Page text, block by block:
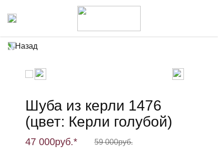
Назад
Шуба из керли 1476
(цвет: Керли голубой)
47 000руб.* 59 000руб.